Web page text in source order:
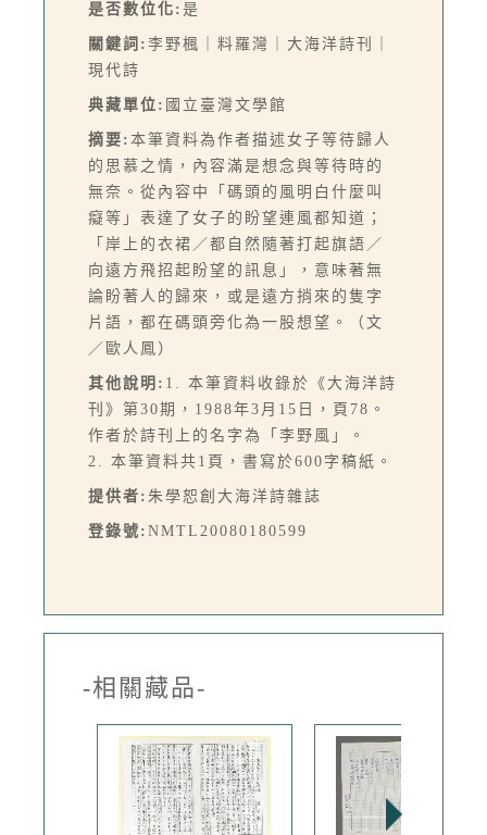
是否數位化: 是
關鍵詞: 李野楓｜料羅灣｜大海洋詩刊｜
現代詩
典藏單位: 國立臺灣文學館
摘要: 本筆資料為作者描述女子等待歸人
的思慕之情，內容滿是想念與等待時的
無奈。從內容中「碼頭的風明白什麼叫
癡等」表達了女子的盼望連風都知道；
「岸上的衣裙／都自然隨著打起旗語／
向遠方飛招起盼望的訊息」，意味著無
論盼著人的歸來，或是遠方捎來的隻字
片語，都在碼頭旁化為一股想望。（文
／歐人鳳）
其他說明: 1. 本筆資料收錄於《大海洋詩
刊》第30期，1988年3月15日，頁78。
作者於詩刊上的名字為「李野風」。
2. 本筆資料共1頁，書寫於600字稿紙。
提供者: 朱學恕創大海洋詩雜誌
登錄號: NMTL20080180599
-相關藏品-